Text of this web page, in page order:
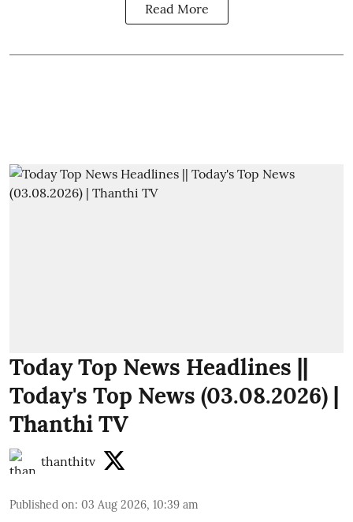
Read More
Today Top News Headlines ||
Today's Top News (03.08.2026) |
Thanthi TV
thanthitv
Published on: 03 Aug 2026, 10:39 am